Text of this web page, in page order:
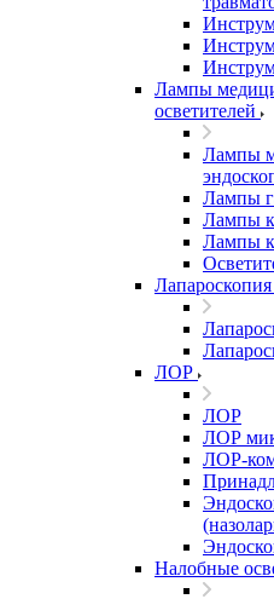
Лампы
осветителей
Лампы
Лампы
Лампы
Лампы
Лапароскопия
ЛОР
ЛОР
ЛОР
ЛОР-
Налобные